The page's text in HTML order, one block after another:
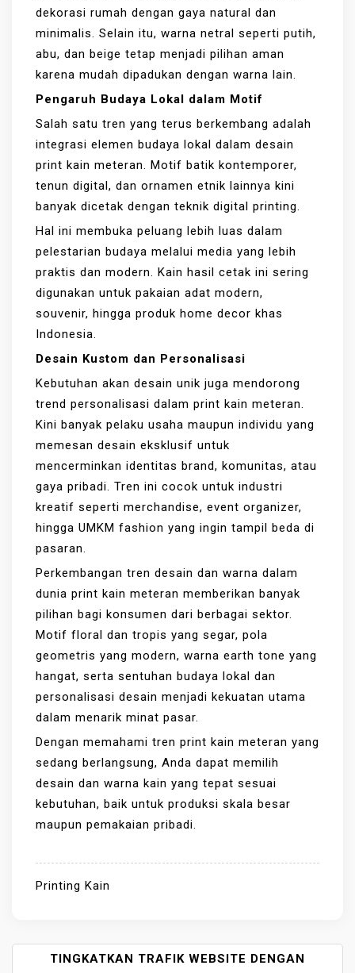
dekorasi rumah dengan gaya natural dan
minimalis. Selain itu, warna netral seperti putih,
abu, dan beige tetap menjadi pilihan aman
karena mudah dipadukan dengan warna lain.
Pengaruh Budaya Lokal dalam Motif
Salah satu tren yang terus berkembang adalah
integrasi elemen budaya lokal dalam desain
print kain meteran. Motif batik kontemporer,
tenun digital, dan ornamen etnik lainnya kini
banyak dicetak dengan teknik digital printing.
Hal ini membuka peluang lebih luas dalam
pelestarian budaya melalui media yang lebih
praktis dan modern. Kain hasil cetak ini sering
digunakan untuk pakaian adat modern,
souvenir, hingga produk home decor khas
Indonesia.
Desain Kustom dan Personalisasi
Kebutuhan akan desain unik juga mendorong
trend personalisasi dalam print kain meteran.
Kini banyak pelaku usaha maupun individu yang
memesan desain eksklusif untuk
mencerminkan identitas brand, komunitas, atau
gaya pribadi. Tren ini cocok untuk industri
kreatif seperti merchandise, event organizer,
hingga UMKM fashion yang ingin tampil beda di
pasaran.
Perkembangan tren desain dan warna dalam
dunia print kain meteran memberikan banyak
pilihan bagi konsumen dari berbagai sektor.
Motif floral dan tropis yang segar, pola
geometris yang modern, warna earth tone yang
hangat, serta sentuhan budaya lokal dan
personalisasi desain menjadi kekuatan utama
dalam menarik minat pasar.
Dengan memahami tren print kain meteran yang
sedang berlangsung, Anda dapat memilih
desain dan warna kain yang tepat sesuai
kebutuhan, baik untuk produksi skala besar
maupun pemakaian pribadi.
Printing Kain
TINGKATKAN TRAFIK WEBSITE DENGAN